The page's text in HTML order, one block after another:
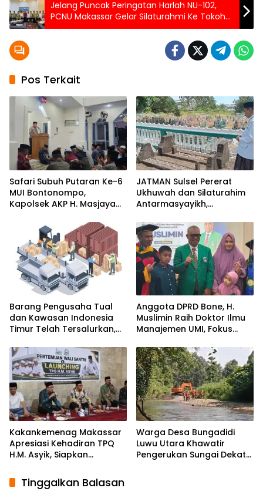
Jelang Puncak Peringatan Harlah NU-102,
PCNU Makassar Gelar Silaturahmi Ke Tokoh
Mustasyar
Pos Terkait
Safari Subuh Putaran Ke-6
MUI Bontonompo,
Kapolsek AKP H. Masjaya
Masyarakat Jaga
Kamtibmas
JATMAN Sulsel Pererat
Ukhuwah dan Silaturahim
Antarmasyayikh,
Ikhwan-Akhwat Thariqah
Barang Pengusaha Tual
dan Kawasan Indonesia
Timur Telah Tersalurkan,
Langkah Penyelesaian PT
Afid Logistik dan PT Tanto
Intim Line
Anggota DPRD Bone, H.
Muslimin Raih Doktor Ilmu
Manajemen UMI, Fokus
ASN
Kakankemenag Makassar
Apresiasi Kehadiran TPQ
H.M. Asyik, Siapkan
Cegah Anak Miskin
Spiritualitas
Warga Desa Bungadidi
Luwu Utara Khawatir
Pengerukan Sungai Dekat
Tinggalkan Balasan